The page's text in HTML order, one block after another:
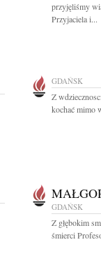
przyjęliśmy
Przyjaciela i...
GDAŃSK
Z
kochać mimo
GDAŃSK
Z głębokim
śmierci